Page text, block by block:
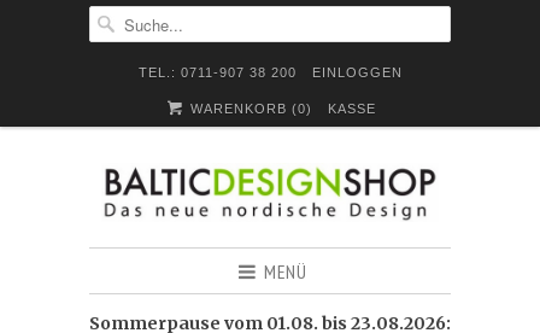
TEL.: 0711-907 38 200 EINLOGGEN
WARENKORB (0) KASSE
MENÜ
Sommerpause vom 01.08. bis 23.08.2026: